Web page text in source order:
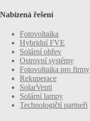
Nabízená řešení
Fotovoltaika
Hybridní FVE
Solární ohřev
Ostrovní systémy
Fotovoltaika pro firmy
Rekuperace
SolarVenti
Solární lampy
Technologičtí partneři